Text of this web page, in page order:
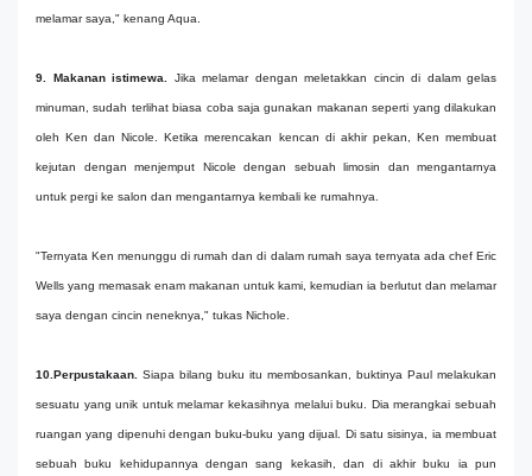
melamar saya," kenang Aqua.
9. Makanan istimewa. Jika melamar dengan meletakkan cincin di dalam gelas
minuman, sudah terlihat biasa coba saja gunakan makanan seperti yang dilakukan
oleh Ken dan Nicole. Ketika merencakan kencan di akhir pekan, Ken membuat
kejutan dengan menjemput Nicole dengan sebuah limosin dan mengantarnya
untuk pergi ke salon dan mengantarnya kembali ke rumahnya.
"Ternyata Ken menunggu di rumah dan di dalam rumah saya ternyata ada chef Eric
Wells yang memasak enam makanan untuk kami, kemudian ia berlutut dan melamar
saya dengan cincin neneknya," tukas Nichole.
10.Perpustakaan. Siapa bilang buku itu membosankan, buktinya Paul melakukan
sesuatu yang unik untuk melamar kekasihnya melalui buku. Dia merangkai sebuah
ruangan yang dipenuhi dengan buku-buku yang dijual. Di satu sisinya, ia membuat
sebuah buku kehidupannya dengan sang kekasih, dan di akhir buku ia pun